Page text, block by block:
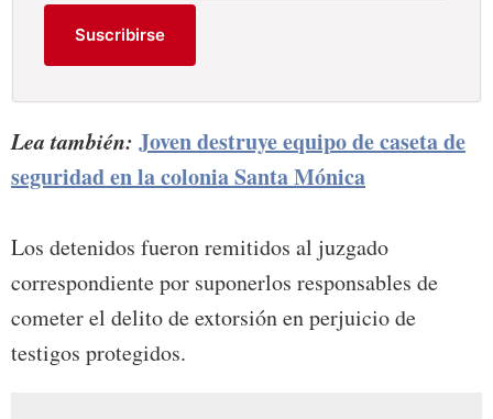
Suscribirse
Lea también: Joven destruye equipo de caseta de
seguridad en la colonia Santa Mónica
Los detenidos fueron remitidos al juzgado
correspondiente por suponerlos responsables de
cometer el delito de extorsión en perjuicio de
testigos protegidos.